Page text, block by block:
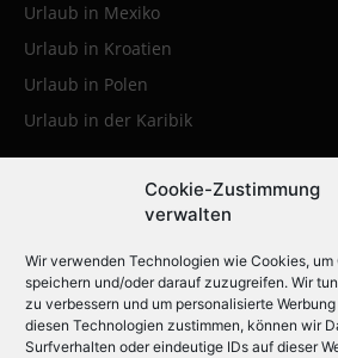
Cookie-Zustimmung
verwalten
Wir verwenden Technologien wie Cookies,
speichern und/oder darauf zuzugreifen. Wir
zu verbessern und um personalisierte
diesen Technologien zustimmen, können wir
Surfverhalten oder eindeutige IDs auf dieser
Urlaub in Mexiko
Urlaub in Kroatien
Urlaub in Polen
Urlaub in der Karibik
Die beliebtesten
Metropolen weltweit
Städtereise nach Krakau